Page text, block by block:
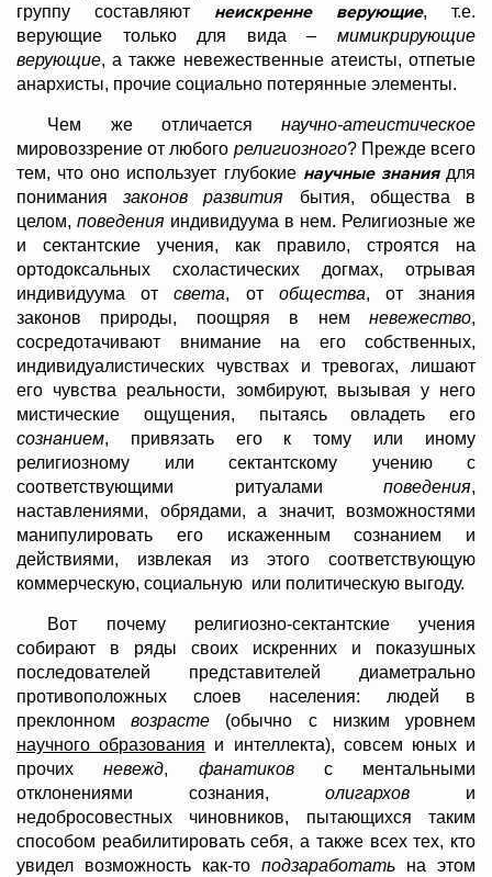
группу составляют неискренне верующие, т.е.
верующие только для вида – мимикрирующие
верующие, а также невежественные атеисты, отпетые
анархисты, прочие социально потерянные элементы.
Чем же отличается научно-атеистическое
мировоззрение от любого религиозного? Прежде всего
тем, что оно использует глубокие научные знаниядля
пониманиязаконов развития бытия, общества в
целом, поведения индивидуума в нем. Религиозные же
и сектантские учения, как правило, строятся на
ортодоксальных схоластических догмах, отрывая
индивидуума отсвета, от общества, от знания
законов природы, поощряя в нем невежество,
сосредотачивают внимание на его собственных,
индивидуалистических чувствах и тревогах, лишают
его чувства реальности, зомбируют, вызывая у него
мистические ощущения, пытаясь овладеть его
сознанием, привязать его к тому или иному
религиозному или сектантскому учению с
соответствующими ритуалами поведения,
наставлениями, обрядами, а значит, возможностями
манипулировать его искаженным сознанием и
действиями, извлекая из этого соответствующую
коммерческую, социальную или политическую выгоду.
Вот почему религиозно-сектантские учения
собирают в ряды своих искренних и показушных
последователей представителей диаметрально
противоположных слоев населения: людей в
преклонномвозрасте (обычно с низким уровнем
научного образования и интеллекта), совсем юных и
прочихневежд, фанатиковс ментальными
отклонениями сознания, олигархов и
недобросовестных чиновников, пытающихся таким
способом реабилитировать себя, а также всех тех, кто
увидел возможность как-то подзаработать на этом